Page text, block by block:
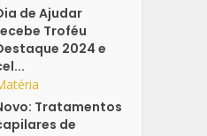
de Ajudar
Troféu
2024 e
Tratamentos
de